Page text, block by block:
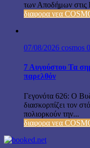
των Αποδήμων στις
διαφορα νεα
07/08/2026 cosmos 0
7 Αυγούστου Τα
παρελθόν
Γεγονότα 626: Ο
διασκορπίζει τον
πολιορκούν την...
διαφορα νεα